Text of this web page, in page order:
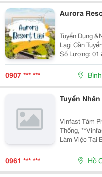
Aurora
Tuyển Dụng
Lagi Cần
Số Lượng: 01
Công Việc: &Bull; Đón Tiếp Khách, Làm Thủ Tục
0907 *** ***
Tuyển
Vinfast Tâm Phong Nhằm Mở Rộng Và
Thống, **Vinfast Tâm
Làm Việc Tại Bình
Cố Vấn Dịch Vụ : 02 Có Kinh Nghiệm
Vinfast
0961 *** *** Hồ